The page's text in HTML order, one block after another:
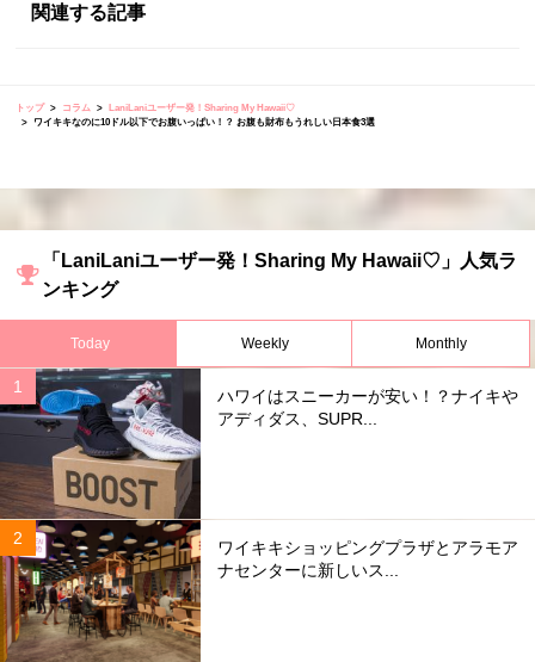
関連する記事
トップ コラム
LaniLaniユーザー発！Sharing My Hawaii♡
ワイキキなのに10ドル以下でお腹いっぱい！？ お腹も財布もうれしい日本食3選
「LaniLaniユーザー発！Sharing My Hawaii♡」人気ラ
ンキング
Today Weekly Monthly
ハワイはスニーカーが安い！？ナイキや
アディダス、SUPR...
ワイキキショッピングプラザとアラモア
ナセンターに新しいス...